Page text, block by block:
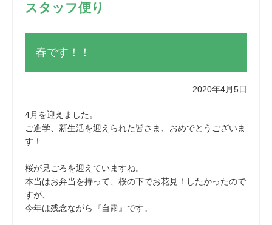
スタッフ便り
春です！！
2020年4月5日
4月を迎えました。
ご進学、新生活を迎えられた皆さま、おめでとうございま
す！
桜が見ごろを迎えていますね。
本当はお弁当を持って、桜の下でお花見！したかったので
すが、
今年は残念ながら『自粛』です。